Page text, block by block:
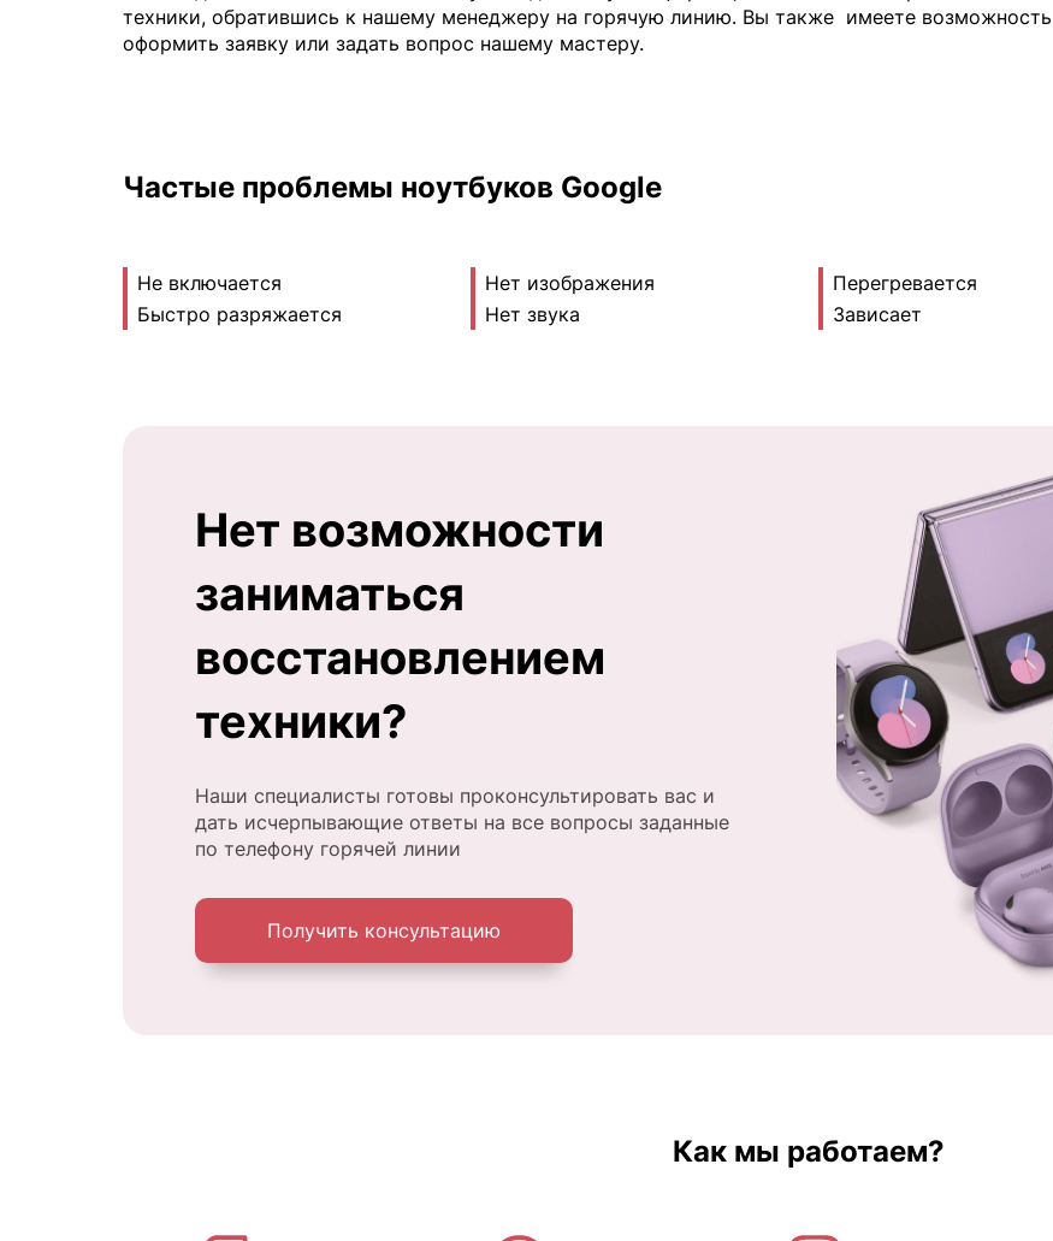
техники, обратившись к нашему менеджеру на горячую линию. Вы также имеете возможность
оформить заявку или задать вопрос нашему мастеру.
Частые проблемы ноутбуков Google
Не включается
Быстро разряжается
Нет изображения
Нет звука
Перегревается
Зависает
Нет возможности
заниматься
восстановлением
техники?
Наши специалисты готовы проконсультировать вас и
дать исчерпывающие ответы на все вопросы заданные
по телефону горячей линии
Получить консультацию
Как мы работаем?